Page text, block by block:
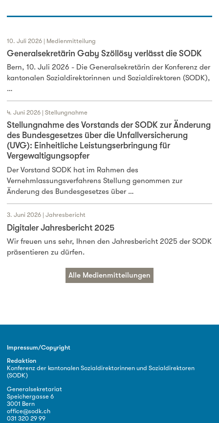
10. Juli 2026 | Medienmitteilung
Generalsekretärin Gaby Szöllösy verlässt die SODK
Bern, 10. Juli 2026 - Die Generalsekretärin der Konferenz der
kantonalen Sozialdirektorinnen und Sozialdirektoren (SODK),
…
4. Juni 2026 | Stellungnahme
Stellungnahme des Vorstands der SODK zur Änderung
des Bundesgesetzes über die Unfallversicherung
(UVG): Einheitliche Leistungserbringung für
Vergewaltigungsopfer
Der Vorstand SODK hat im Rahmen des
Vernehmlassungsverfahrens Stellung genommen zur
Änderung des Bundesgesetzes über …
3. Juni 2026 | Jahresbericht
Digitaler Jahresbericht 2025
Wir freuen uns sehr, Ihnen den Jahresbericht 2025 der SODK
präsentieren zu dürfen.
Alle Medienmitteilungen
Impressum/Copyright
Redaktion
Konferenz der kantonalen Sozialdirektorinnen und Sozialdirektoren
(SODK)
Generalsekretariat
Speichergasse 6
3001 Bern
office@sodk.ch
031 320 29 99